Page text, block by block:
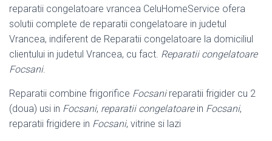
reparatii congelatoare vrancea CeluHomeService ofera
solutii complete de reparatii congelatoare in judetul
Vrancea, indiferent de Reparatii congelatoare la domiciliul
clientului in judetul Vrancea, cu fact. Reparatii congelatoare
Focsani.
Reparatii combine frigorifice Focsanireparatii frigider cu 2
(doua) usi in Focsani, reparatii congelatoarein Focsani,
reparatii frigidere in Focsani, vitrine si lazi